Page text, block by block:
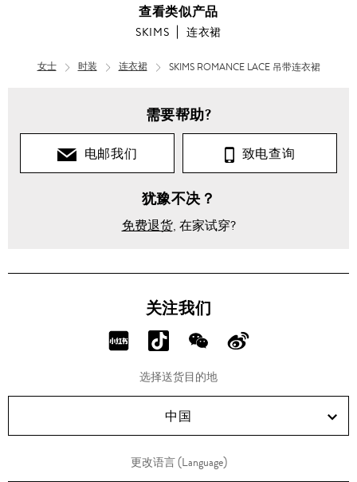
查看类似产品
SKIMS 连衣裙
女士 时装 连衣裙 SKIMS ROMANCE LACE 吊带连衣裙
需要帮助?
电邮我们 致电查询
犹豫不决？
免费退货, 在家试穿?
关注我们
分
RED!
分
享
Douyin!
分
享
WeChat!
分
Weibo!
选择送货目的地
中国
更改语言 (Language)